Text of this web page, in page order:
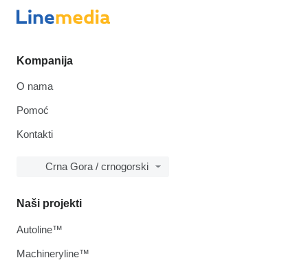
Kompanija
O nama
Pomoć
Kontakti
Crna Gora / crnogorski
Naši projekti
Autoline™
Machineryline™